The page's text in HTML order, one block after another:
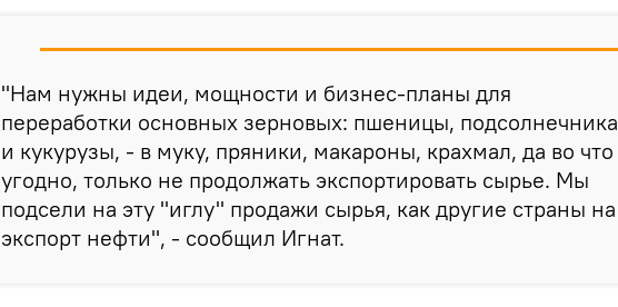
"Нам нужны идеи, мощности и бизнес-планы для
переработки основных зерновых: пшеницы, подсолнечника
и кукурузы, - в муку, пряники, макароны, крахмал, да во что
угодно, только не продолжать экспортировать сырье. Мы
подсели на эту "иглу" продажи сырья, как другие страны на
экспорт нефти", - сообщил Игнат.